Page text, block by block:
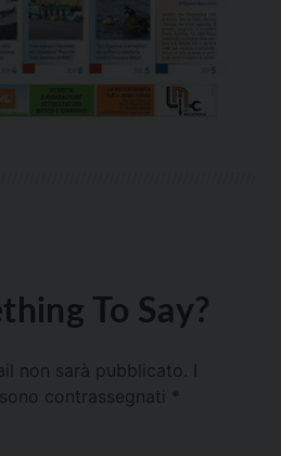
To Say?
non sarà pubblicato.
contrassegnati *